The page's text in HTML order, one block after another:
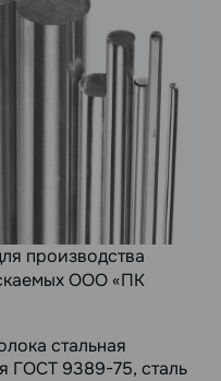
производства
ООО «ПК
стальная
ГОСТ 9389-75, сталь